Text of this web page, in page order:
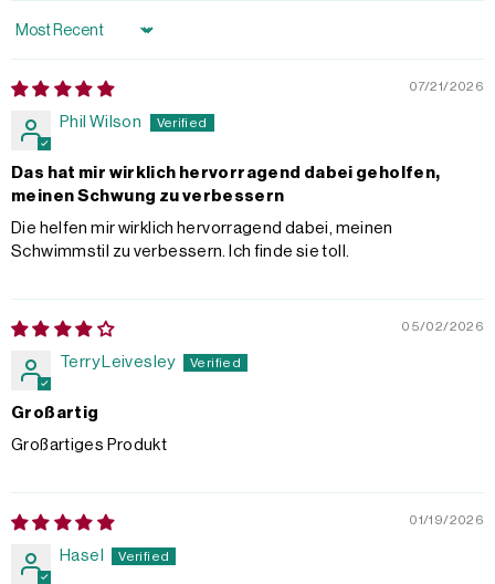
Sort by
07/21/2026
Phil Wilson
Das hat mir wirklich hervorragend dabei geholfen,
meinen Schwung zu verbessern
Die helfen mir wirklich hervorragend dabei, meinen
Schwimmstil zu verbessern. Ich finde sie toll.
05/02/2026
Terry Leivesley
Großartig
Großartiges Produkt
01/19/2026
Hasel